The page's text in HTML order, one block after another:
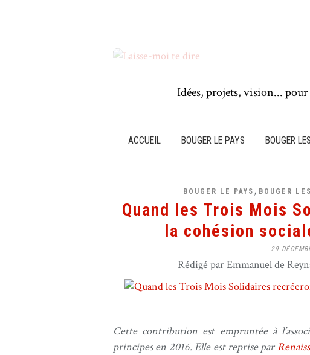
Idées, projets, vision... pour
ACCUEIL BOUGER LE PAYS BOUGER
BOUGER LE PAYS , BOUGER
Quand les Trois Mois
la cohésion
29
Rédigé par Emmanuel de
Cette contribution est empruntée à
principes en 2016. Elle est reprise par